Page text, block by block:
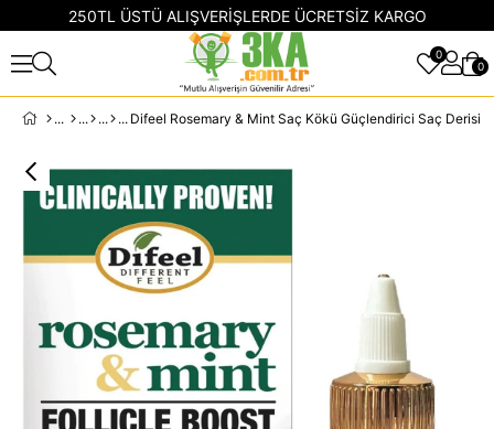
250TL ÜSTÜ ALIŞVERİŞLERDE ÜCRETSİZ KARGO
0
0